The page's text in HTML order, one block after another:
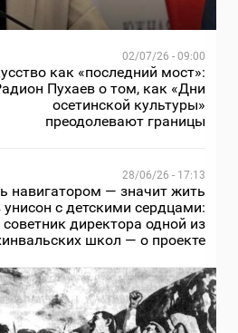
02/07/26 - 09:00
как «последний мост»:
Пухаев о том, как «Дни
осетинской культуры»
преодолевают границы
28/06/26 - 17:13
навигатором — значит жить
унисон с детскими сердцами:
советник директора одной из
школ — о проекте